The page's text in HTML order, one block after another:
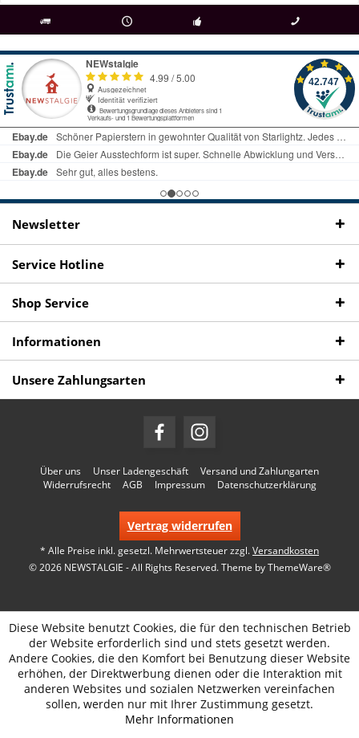
ab € 69 Bestellwert seit 98 Jahren Fachgeschäft + telefonisch erreichbar
09497 1511
Newsletter
Service Hotline
Shop Service
Informationen
Unsere Zahlungsarten
Über uns Unser Ladengeschäft
Versand und Zahlungarten
Widerrufsrecht
AGB Impressum Datenschutzerklärung
Vertrag widerrufen
* Alle Preise inkl. gesetzl. Mehrwertsteuer zzgl.Versandkosten
© 2026 NEWSTALGIE - All Rights Reserved. Theme byThemeWare®
Diese Website benutzt Cookies, die für den technischen Betrieb
der Website erforderlich sind und stets gesetzt werden.
Andere Cookies, die den Komfort bei Benutzung dieser Website
erhöhen, der Direktwerbung dienen oder die Interaktion mit
anderen Websites und sozialen Netzwerken vereinfachen
sollen, werden nur mit Ihrer Zustimmung gesetzt.
Mehr Informationen